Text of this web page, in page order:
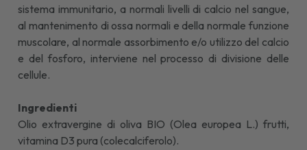
sistema immunitario, a normali livelli di calcio nel sangue,
al mantenimento di ossa normali e della normale funzione
muscolare, al normale assorbimento e/o utilizzo del calcio
e del fosforo, interviene nel processo di divisione delle
cellule.
Ingredienti
Olio extravergine di oliva BIO (Olea europea L.) frutti,
vitamina D3 pura (colecalciferolo).